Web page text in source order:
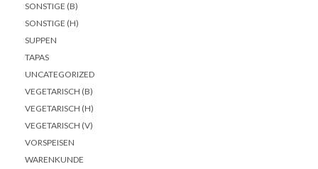
SONSTIGE (B)
SONSTIGE (H)
SUPPEN
TAPAS
UNCATEGORIZED
VEGETARISCH (B)
VEGETARISCH (H)
VEGETARISCH (V)
VORSPEISEN
WARENKUNDE